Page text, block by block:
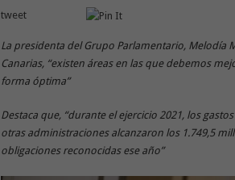
tweet
La presidenta del Grupo Parlamentario, Melodía
Canarias, “existen áreas en las que debemos
forma óptima”
Destaca que, “durante el ejercicio 2021, los
otras administraciones alcanzaron los 1.749,5
obligaciones reconocidas ese año”